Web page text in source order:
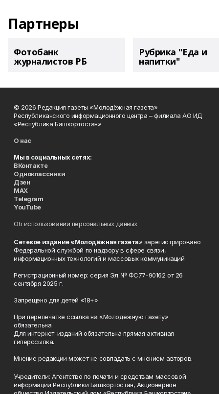
Партнеры
Фотобанк
журналистов РБ
Рубрика "Еда и
напитки"
© 2026 Редакция газеты «Молодёжная газета»
Республиканского информационного центра – филиала АО ИД
«Республика Башкортостан»
О нас
Мы в социальных сетях:
ВКонтакте
Одноклассники
Дзен
MAX
Telegram
YouTube
Об использовании персональных данных
Сетевое издание «Молодёжная газета» зарегистрировано
Федеральной службой по надзору в сфере связи,
информационных технологий и массовых коммуникаций
Регистрационный номер: серия Эл № ФС77-90162 от 26
сентября 2025 г.
Запрещено для детей «18+»
При перепечатке ссылка на «Молодёжную газету»
обязательна.
Для интернет-изданий обязательна прямая активная
гиперссылка.
Мнение редакции может не совпадать с мнением авторов.
Учредители: Агентство по печати и средствам массовой
информации Республики Башкортостан, Акционерное